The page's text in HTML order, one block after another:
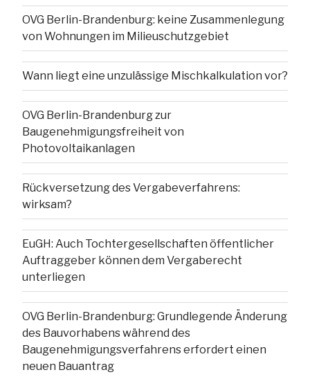
OVG Berlin-Brandenburg: keine Zusammenlegung
von Wohnungen im Milieuschutzgebiet
Wann liegt eine unzulässige Mischkalkulation vor?
OVG Berlin-Brandenburg zur
Baugenehmigungsfreiheit von
Photovoltaikanlagen
Rückversetzung des Vergabeverfahrens:
wirksam?
EuGH: Auch Tochtergesellschaften öffentlicher
Auftraggeber können dem Vergaberecht
unterliegen
OVG Berlin-Brandenburg: Grundlegende Änderung
des Bauvorhabens während des
Baugenehmigungsverfahrens erfordert einen
neuen Bauantrag